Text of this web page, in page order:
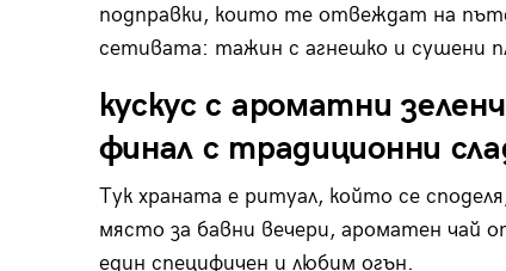
подправки, които те отвеждат на
сетивата: тажин с агнешко и сушени
кускус с ароматни
финал с традиционни
Тук храната е ритуал, който се
място за бавни вечери, ароматен чай
един специфичен и любим огън.